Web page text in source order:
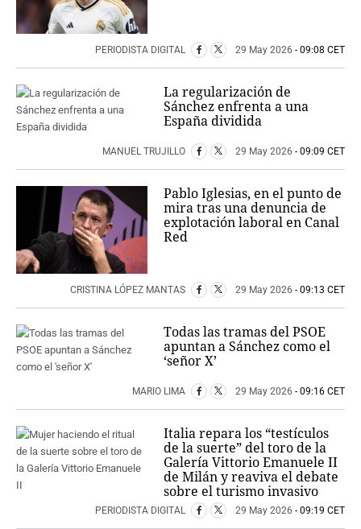
PERIODISTA DIGITAL 29 May 2026 - 09:08 CET
La regularización de
Sánchez enfrenta a una
España dividida
MANUEL TRUJILLO 29 May 2026 - 09:09 CET
Pablo Iglesias, en el punto de
mira tras una denuncia de
explotación laboral en Canal
Red
CRISTINA LÓPEZ MANTAS 29 May 2026 - 09:13 CET
Todas las tramas del PSOE
apuntan a Sánchez como el
‘señor X’
MARIO LIMA 29 May 2026 - 09:16 CET
Italia repara los “testículos
de la suerte” del toro de la
Galería Vittorio Emanuele II
de Milán y reaviva el debate
sobre el turismo invasivo
PERIODISTA DIGITAL 29 May 2026 - 09:19 CET